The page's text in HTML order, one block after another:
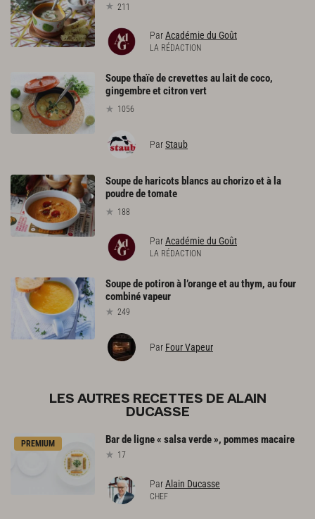
211
ParAcadémie du Goût
LA RÉDACTION
Soupe thaïe de crevettes au lait de coco,
gingembre et citron vert
1056
ParStaub
Soupe de haricots blancs au chorizo et à la
poudre de tomate
188
ParAcadémie du Goût
LA RÉDACTION
Soupedepotironà l’orangeetauthym, aufour
combinévapeur
249
Par Four Vapeur
LES AUTRES RECETTES DE ALAIN
DUCASSE
PREMIUM Barde ligne« salsaverde», pommesmacaire
17
ParAlain Ducasse
CHEF